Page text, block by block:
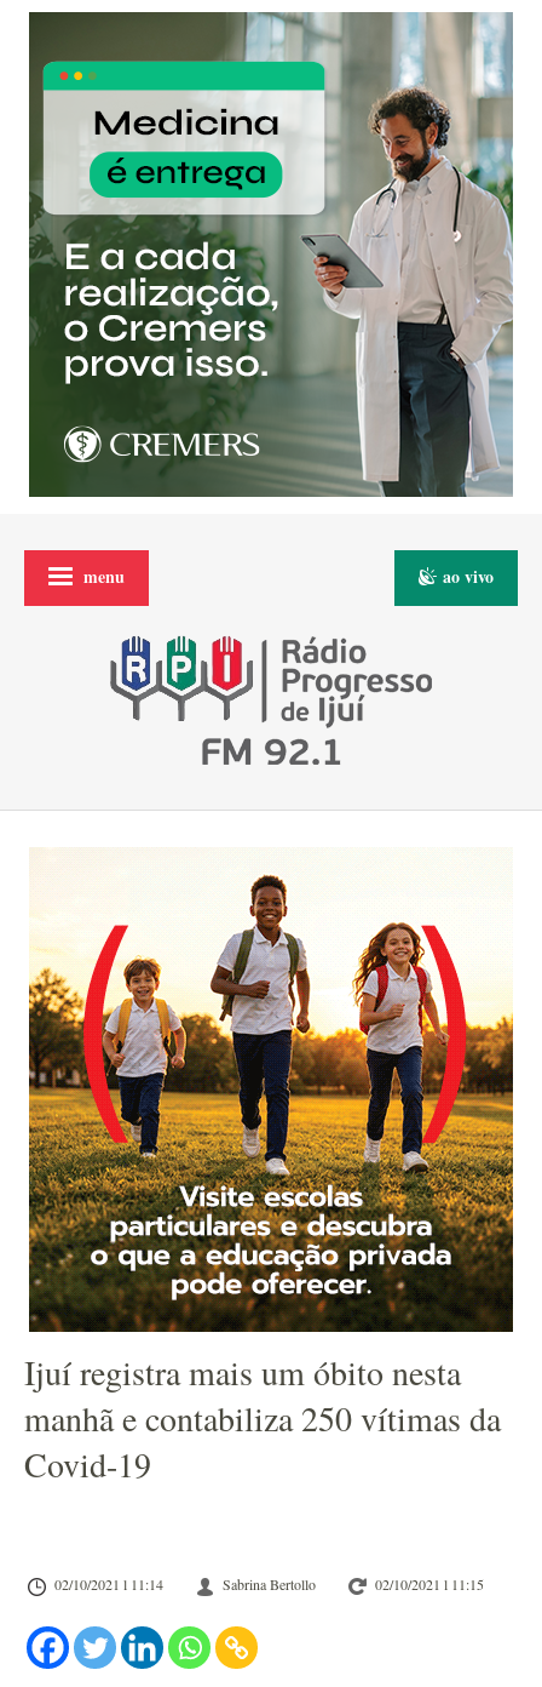
menu ao vivo
Ijuí registra mais um óbito nesta
manhã e contabiliza 250 vítimas da
Covid-19
02/10/2021 l 11:14 Sabrina Bertollo 02/10/2021 l 11:15